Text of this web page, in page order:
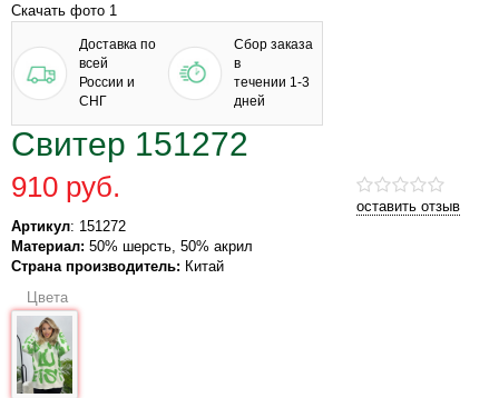
Скачать фото 1
Доставка по
всей
России и
СНГ
Сбор заказа
в
течении 1-3
дней
Свитер 151272
оставить отзыв
910 руб.
Артикул: 151272
Материал: 50% шерсть, 50% акрил
Страна производитель: Китай
Цвета